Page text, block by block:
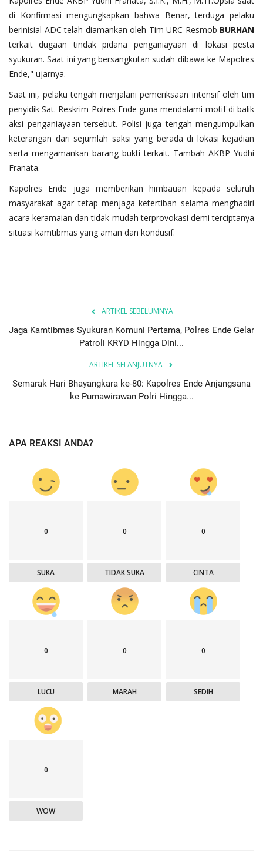
di Konfirmasi mengungkapkan bahwa Benar, terduga pelaku
berinisial ADC telah diamankan oleh Tim URC Resmob BURHAN
terkait dugaan tindak pidana penganiayaan di lokasi pesta
syukuran. Saat ini yang bersangkutan sudah dibawa ke Mapolres
Ende," ujarnya.
​Saat ini, pelaku tengah menjalani pemeriksaan intensif oleh tim
penyidik Sat. Reskrim Polres Ende guna mendalami motif di balik
aksi penganiayaan tersebut. Polisi juga tengah mengumpulkan
keterangan dari sejumlah saksi yang berada di lokasi kejadian
serta mengamankan barang bukti terkait. Tambah AKBP Yudhi
Franata.
​Kapolres Ende juga memberikan himbauan kepada seluruh
masyarakat agar tetap menjaga ketertiban selama menghadiri
acara keramaian dan tidak mudah terprovokasi demi terciptanya
situasi kamtibmas yang aman dan kondusif.
ARTIKEL SEBELUMNYA
Jaga Kamtibmas Syukuran Komuni Pertama, Polres Ende Gelar
Patroli KRYD Hingga Dini...
ARTIKEL SELANJUTNYA
Semarak Hari Bhayangkara ke-80: Kapolres Ende Anjangsana
ke Purnawirawan Polri Hingga...
APA REAKSI ANDA?
0
SUKA
0
TIDAK SUKA
0
CINTA
0
LUCU
0
MARAH
0
SEDIH
0
WOW